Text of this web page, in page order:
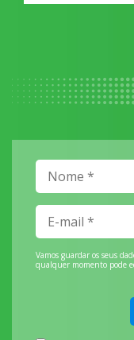
Vamos guardar os seus
qualquer momento pode